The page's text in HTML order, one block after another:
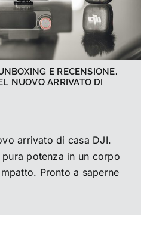
E RECENSIONE.
NUOVO ARRIVATO DI
arrivato di casa DJI.
potenza in un corpo
Pronto a saperne